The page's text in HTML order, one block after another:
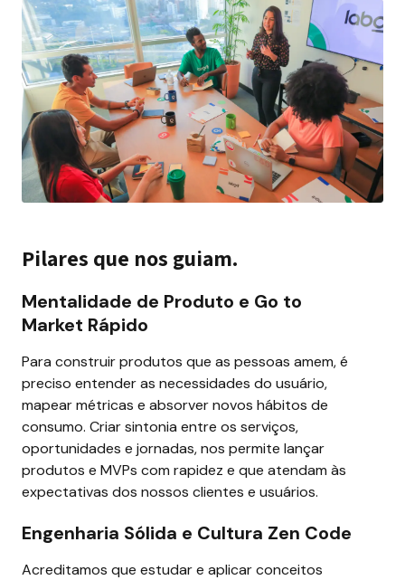
Pilares que nos guiam.
Mentalidade de Produto e Go to
Market Rápido
Para construir produtos que as pessoas amem, é
preciso entender as necessidades do usuário,
mapear métricas e absorver novos hábitos de
consumo. Criar sintonia entre os serviços,
oportunidades e jornadas, nos permite lançar
produtos e MVPs com rapidez e que atendam às
expectativas dos nossos clientes e usuários.
Engenharia Sólida e Cultura Zen Code
Acreditamos que estudar e aplicar conceitos